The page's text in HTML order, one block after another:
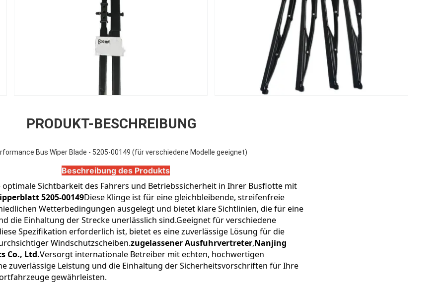
PRODUKT-BESCHREIBUNG
Bus Wiper Blade - 5205-00149 (für verschiedene Modelle geeignet)
Beschreibung des Produkts
optimale Sichtbarkeit des Fahrers und Betriebssicherheit in Ihrer Busflotte mit
5205-00149Diese Klinge ist für eine gleichbleibende, streifenfreie
Wetterbedingungen ausgelegt und bietet klare Sichtlinien, die für eine
die Einhaltung der Strecke unerlässlich sind.Geeignet für verschiedene
Spezifikation erforderlich ist, bietet es eine zuverlässige Lösung für die
Windschutzscheiben.zugelassener Ausfuhrvertreter,Nanjing
Co., Ltd.Versorgt internationale Betreiber mit echten, hochwertigen
zuverlässige Leistung und die Einhaltung der Sicherheitsvorschriften für Ihre
gewährleisten.